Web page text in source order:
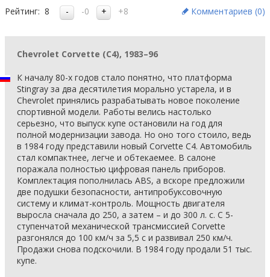
Рейтинг: 8 -0 +8 Комментариев (0)
Chevrolet Corvette (C4), 1983–96
К началу 80-х годов стало понятно, что платформа
Stingray за два десятилетия морально устарела, и в
Chevrolet принялись разрабатывать новое поколение
спортивной модели. Работы велись настолько
серьезно, что выпуск купе остановили на год для
полной модернизации завода. Но оно того стоило, ведь
в 1984 году представили новый Corvette С4. Автомобиль
стал компактнее, легче и обтекаемее. В салоне
поражала полностью цифровая панель приборов.
Комплектация пополнилась ABS, а вскоре предложили
две подушки безопасности, антипробуксовочную
систему и климат-контроль. Мощность двигателя
выросла сначала до 250, а затем – и до 300 л. с. С 5-
ступенчатой механической трансмиссией Corvette
разгонялся до 100 км/ч за 5,5 с и развивал 250 км/ч.
Продажи снова подскочили. В 1984 году продали 51 тыс.
купе.